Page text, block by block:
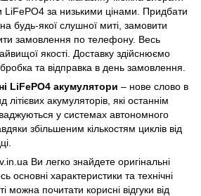
LiFePO4 за низькими цінами. Придбати
будь-якої слушної миті, замовити
замовлення по телефону. Весь
якості. Доставку здійснюємо
та відправка в день замовлення.
LiFePO4 акумулятори – нове слово в
літієвих акумуляторів, які останнім
у системах автономного
збільшеним кількостям циклів від
Ви легко знайдете оригінальні
основні характеристики та технічні
можна почитати корисні відгуки від